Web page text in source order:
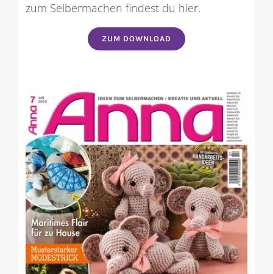
zum Selbermachen findest du hier.
ZUM DOWNLOAD